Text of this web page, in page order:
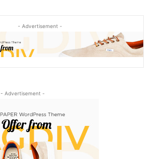
- Advertisement -
- Advertisement -